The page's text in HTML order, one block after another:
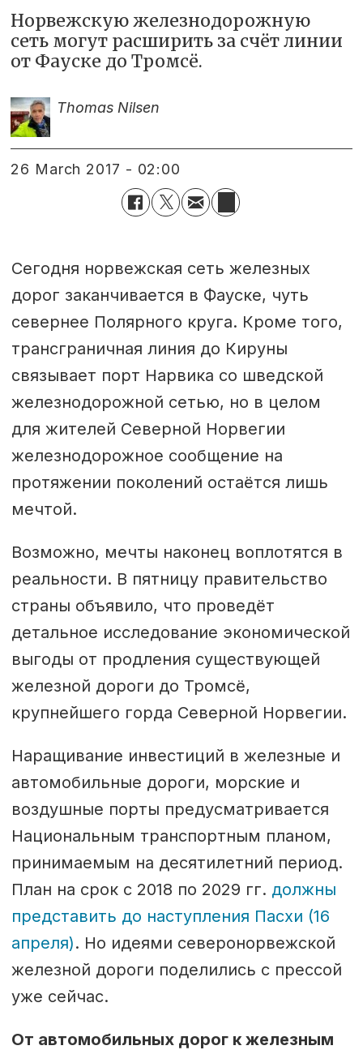
Норвежскую железнодорожную
сеть могут расширить за счёт линии
от Фауске до Тромсё.
Thomas Nilsen
26 March 2017 - 02:00
Сегодня норвежская сеть железных
дорог заканчивается в Фауске, чуть
севернее Полярного круга. Кроме того,
трансграничная линия до Кируны
связывает порт Нарвика со шведской
железнодорожной сетью, но в целом
для жителей Северной Норвегии
железнодорожное сообщение на
протяжении поколений остаётся лишь
мечтой.
Возможно, мечты наконец воплотятся в
реальности. В пятницу правительство
страны объявило, что проведёт
детальное исследование экономической
выгоды от продления существующей
железной дороги до Тромсё,
крупнейшего горда Северной Норвегии.
Наращивание инвестиций в железные и
автомобильные дороги, морские и
воздушные порты предусматривается
Национальным транспортным планом,
принимаемым на десятилетний период.
План на срок с 2018 по 2029 гг. должны
представить до наступления Пасхи (16
апреля). Но идеями северонорвежской
железной дороги поделились с прессой
уже сейчас.
От автомобильных дорог к железным